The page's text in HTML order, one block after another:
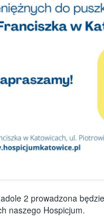
2 prowadzona
naszego Hospicjum.